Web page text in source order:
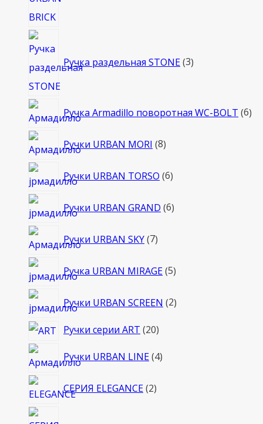
Ручка раздельная STONE 3товара
Ручка Armadillo поворотная WC-BOLT 66
Ручки URBAN MORI 88
Ручки URBAN TORSO 66
Ручки URBAN GRAND 66
Ручки URBAN SKY 77
Ручка URBAN MIRAGE 55
Ручки URBAN SCREEN 22
Ручки серии ART 2020
Ручки URBAN LINE 44
СЕРИЯ ELEGANCE 22